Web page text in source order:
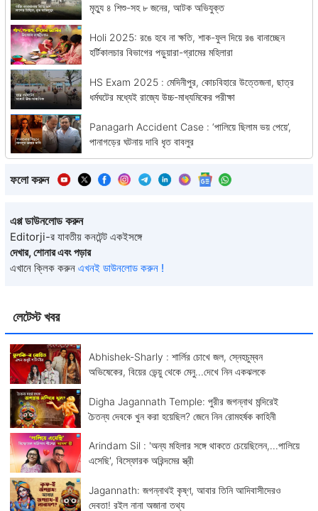
লেটেস্ট খবর
Abhishek-Sharly : শার্লির চোখে জল, স্নেহচুম্বন
অভিষেকের, বিয়ের ভেন্য়ু থেকে মেনু...দেখে নিন একঝলকে
Digha Jagannath Temple: পুরীর জগন্নাথ মন্দিরেই
চৈতন্য দেবকে খুন করা হয়েছিল? জেনে নিন রোমহর্ষক কাহিনী
Arindam Sil : 'অন্য মহিলার সঙ্গে থাকতে চেয়েছিলেন,...পালিয়ে
এসেছি', বিস্ফোরক অরিন্দমের স্ত্রী
Jagannath: জগন্নাথই কৃষ্ণ, আবার তিনি আদিবাসীদেরও
দেবতা! রইল নানা অজানা তথ্য
মৃত্যু ৪ শিশু-সহ ৮ জনের, আটক অভিযুক্ত
Holi 2025: রঙে হবে না ক্ষতি, শাক-ফুল দিয়ে রঙ বানাচ্ছেন
হর্টিকালচার বিভাগের পড়ুয়ারা-গ্রামের মহিলারা
HS Exam 2025 : মেদিনীপুর, কোচবিহারে উত্তেজনা, ছাত্র
ধর্মঘটের মধ্যেই রাজ্যে উচ্চ-মাধ্যমিকের পরীক্ষা
Panagarh Accident Case : ‘পালিয়ে ছিলাম ভয় পেয়ে’,
পানাগড়ের ঘটনায় দাবি ধৃত বাবলুর
ফলো করুন
এপ্প ডাউনলোড করুন
Editorji-র যাবতীয় কনটেন্ট একইসঙ্গে
দেখার, শোনার এবং পড়ার
এখানে ক্লিক করুন এখনই ডাউনলোড করুন !